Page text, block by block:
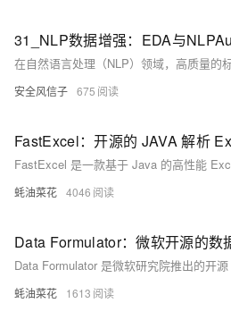
31_NLP数据增强：EDA与
安全风信子 675
蚝油菜花 4046
蚝油菜花 1613